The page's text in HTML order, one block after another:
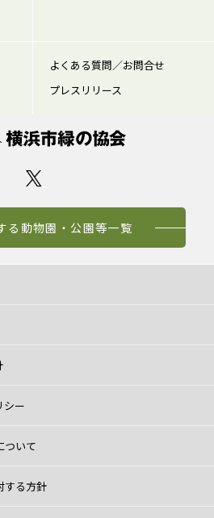
よくある質問／お問合せ
プレスリリース
る動物園・公園等一覧
シー
ついて
する方針